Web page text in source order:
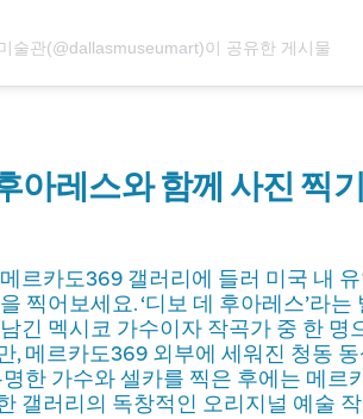
술관(@dallasmuseumart)이 공유한 게시물
아레스와 함께 사진 찍기
르카도369 갤러리에 들러 미국 내
찍어보세요. ‘디보 데 후아레스’라
긴 멕시코 가수이자 작곡가 중 한 명
, 메르카도369 외부에 세워진 청동
한 가수와 셀카를 찍은 후에는 메
갤러리의 독창적인 오리지널 예술